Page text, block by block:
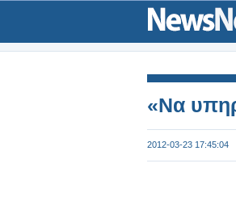
«Να
2012-03-23 17:45:04